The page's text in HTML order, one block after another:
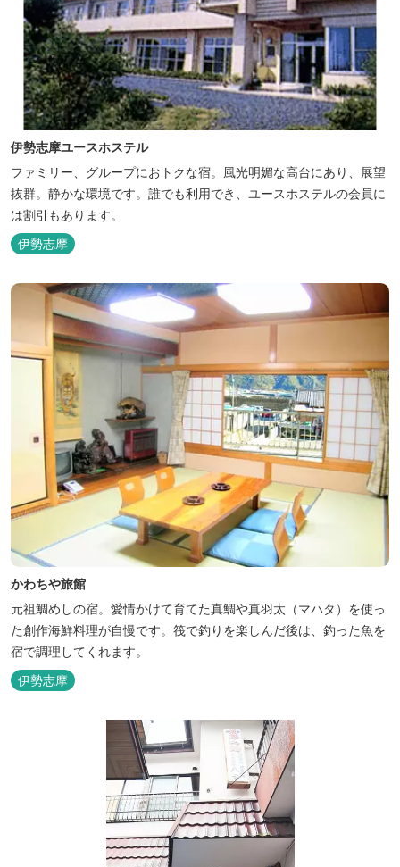
伊勢志摩ユースホステル
ファミリー、グループにおトクな宿。風光明媚な高台にあり、展望
抜群。静かな環境です。誰でも利用でき、ユースホステルの会員に
は割引もあります。
伊勢志摩
かわちや旅館
元祖鯛めしの宿。愛情かけて育てた真鯛や真羽太（マハタ）を使っ
た創作海鮮料理が自慢です。筏で釣りを楽しんだ後は、釣った魚を
宿で調理してくれます。
伊勢志摩